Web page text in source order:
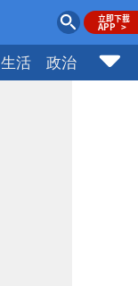
生活 政治 社會